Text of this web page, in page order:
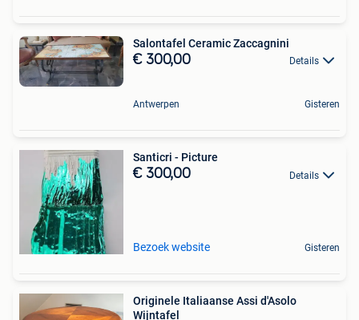
Salontafel Ceramic Zaccagnini
€ 300,00 Details
Antwerpen Gisteren
Santicri - Picture
€ 300,00 Details
Bezoek website Gisteren
Originele Italiaanse Assi d'Asolo
Wijntafel